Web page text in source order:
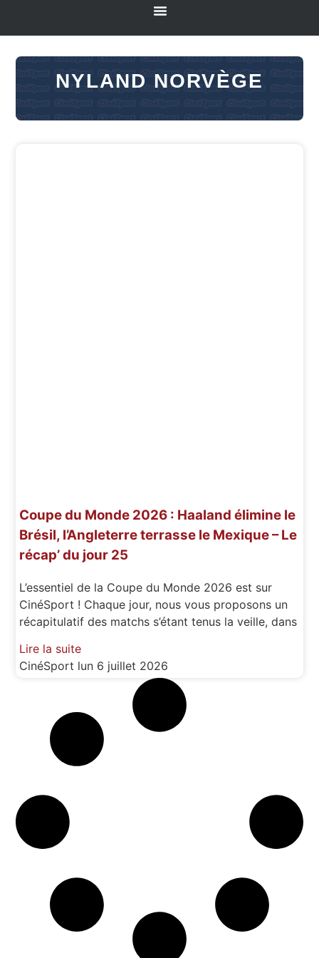
NYLAND NORVÈGE
Coupe du Monde 2026 : Haaland élimine le
Brésil, l’Angleterre terrasse le Mexique – Le
récap’ du jour 25
L’essentiel de la Coupe du Monde 2026 est sur
CinéSport ! Chaque jour, nous vous proposons un
récapitulatif des matchs s’étant tenus la veille, dans
Lire la suite
CinéSport lun 6 juillet 2026